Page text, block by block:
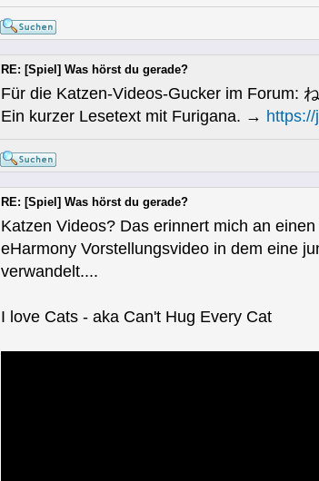
RE: [Spiel] Was hörst du gerade?
Für die Katzen-Videos-Gucker im Forum:
Ein kurzer Lesetext mit Furigana. →
RE: [Spiel] Was hörst du gerade?
Katzen Videos? Das erinnert mich an
eHarmony Vorstellungsvideo in dem eine
verwandelt....
I love Cats - aka Can't Hug Every Cat